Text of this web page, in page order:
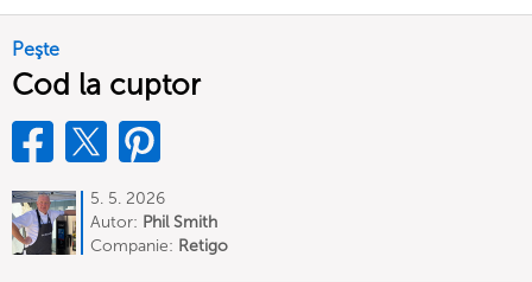
Peşte
Cod la cuptor
5. 5. 2026
Autor: Phil Smith
Companie: Retigo